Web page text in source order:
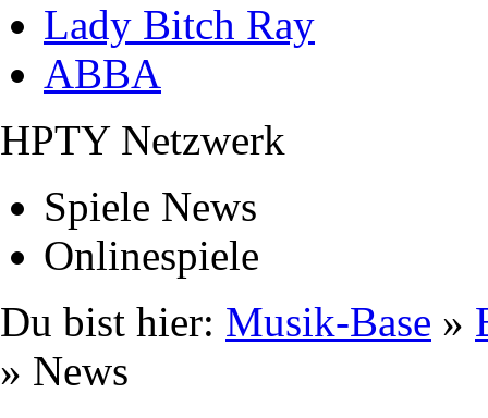
Lady Bitch Ray
ABBA
HPTY Netzwerk
Spiele News
Onlinespiele
Du bist hier: Musik-Base »
» News